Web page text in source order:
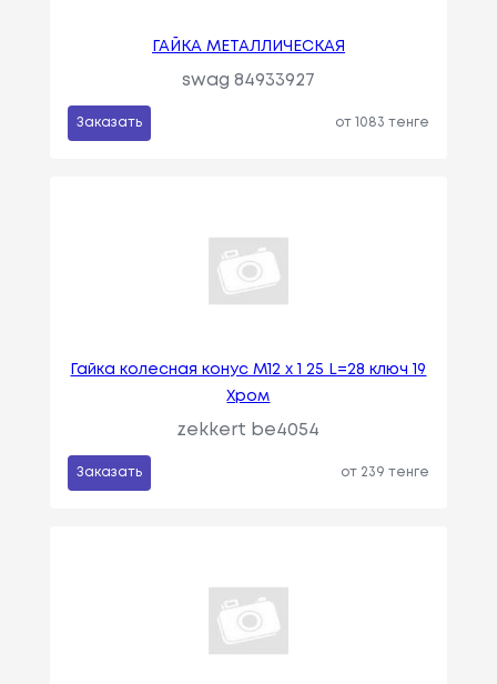
ГАЙКА МЕТАЛЛИЧЕСКАЯ
swag 84933927
Заказать от 1083 тенге
Гайка колесная конус M12 x 1 25 L=28 ключ 19
Хром
zekkert be4054
Заказать от 239 тенге